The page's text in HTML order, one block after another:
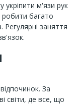
укріпити м'язи рук
робити багато
Регулярні заняття
За
світи, де все, що